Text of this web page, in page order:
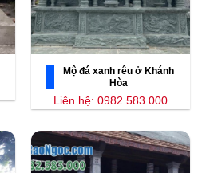
Mộ đá xanh rêu ở Khánh
Hòa
Liên hệ: 0982.583.000